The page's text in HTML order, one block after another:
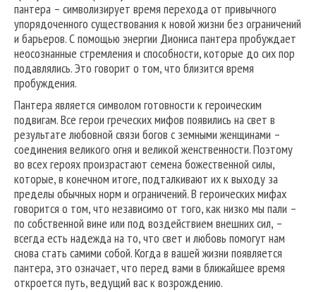
пантера – символизирует время перехода от привычного
упорядоченного существования к новой жизни без ограничений
и барьеров. С помощью энергии Диониса пантера пробуждает
неосознанные стремления и способности, которые до сих пор
подавлялись. Это говорит о том, что близится время
пробуждения.
Пантера является символом готовности к героическим
подвигам. Все герои греческих мифов появились на свет в
результате любовной связи богов с земными женщинами –
соединения великого огня и великой женственности. Поэтому
во всех героях произрастают семена божественной силы,
которые, в конечном итоге, подталкивают их к выходу за
пределы обычных норм и ограничений. В героических мифах
говорится о том, что независимо от того, как низко мы пали –
по собственной вине или под воздействием внешних сил, –
всегда есть надежда на то, что свет и любовь помогут нам
снова стать самими собой. Когда в вашей жизни появляется
пантера, это означает, что перед вами в ближайшее время
откроется путь, ведущий вас к возрождению.